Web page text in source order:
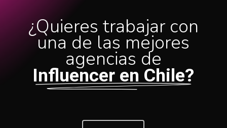
¿Quieres trabajar con
una de las mejores
agencias de
Influencer en Chile?